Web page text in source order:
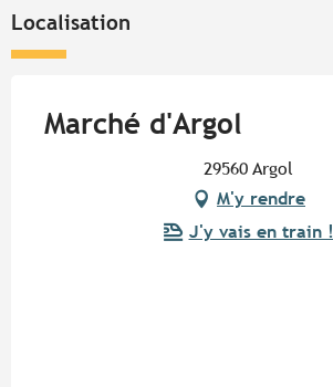
Localisation
Marché d'Argol
29560 Argol
M'y rendre
J'y vais en train !